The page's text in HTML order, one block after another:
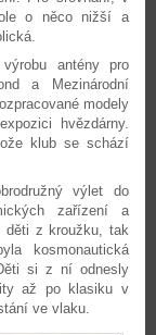
o něco nižší a
antény pro
a Mezinárodní
modely
hvězdárny.
klub se schází
výlet do
zařízení a
děti z kroužku, tak
kosmonautická
si z ní odnesly
až po klasiku v
ve vlaku.